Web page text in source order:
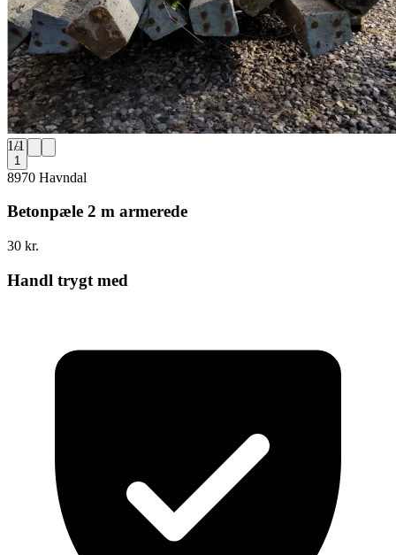
1/1
1
8970 Havndal
Betonpæle 2 m armerede
30 kr.
Handl trygt med